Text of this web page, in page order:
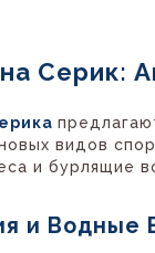
Серик:
видов
и бурлящие
и Водные